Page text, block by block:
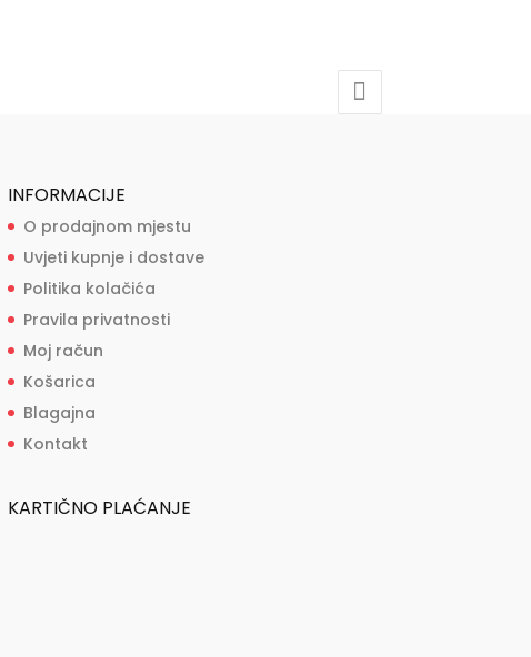
INFORMACIJE
O prodajnom mjestu
Uvjeti kupnje i dostave
Politika kolačića
Pravila privatnosti
Moj račun
Košarica
Blagajna
Kontakt
KARTIČNO PLAĆANJE